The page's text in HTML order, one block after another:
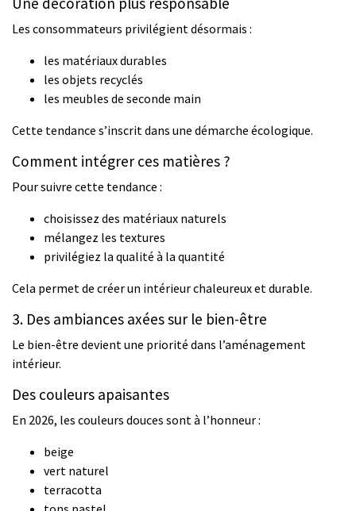
Les consommateurs privilégient désormais :
les matériaux durables
les objets recyclés
les meubles de seconde main
Cette tendance s’inscrit dans une démarche écologique.
Comment intégrer ces matières ?
Pour suivre cette tendance :
choisissez des matériaux naturels
mélangez les textures
privilégiez la qualité à la quantité
Cela permet de créer un intérieur chaleureux et durable.
3. Des ambiances axées sur le bien-être
Le bien-être devient une priorité dans l’aménagement
intérieur.
Des couleurs apaisantes
En 2026, les couleurs douces sont à l’honneur :
beige
vert naturel
terracotta